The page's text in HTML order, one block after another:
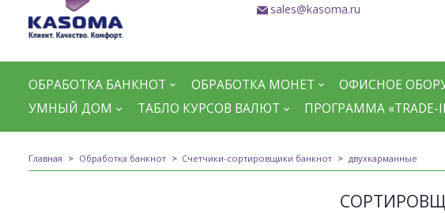
sales@kasoma.ru
ОБРАБОТКА БАНКНОТ ОБРАБОТКА МОНЕТ ОФИСНОЕ
УМНЫЙ ДОМ
ТАБЛО КУРСОВ ВАЛЮТ ПРОГРАММА «TRADE-
Главная Обработка банкнот Счетчики-сортировщики банкнот двухкарманные